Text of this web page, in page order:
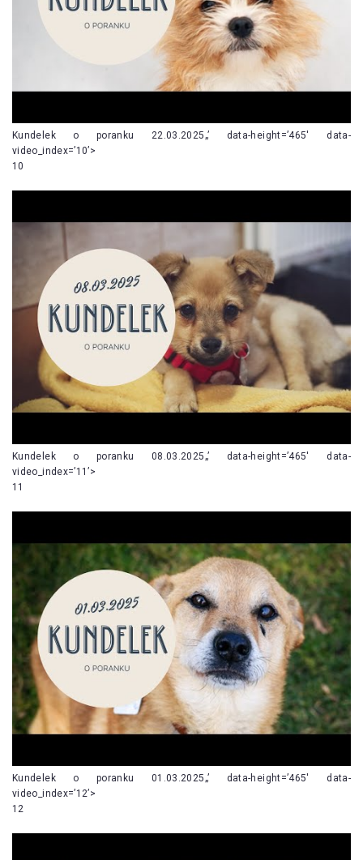
Kundelek o poranku 22.03.2025„’ data-height=’465′ data-
video_index=’10’>
10
Kundelek o poranku 08.03.2025„’ data-height=’465′ data-
video_index=’11’>
11
Kundelek o poranku 01.03.2025„’ data-height=’465′ data-
video_index=’12’>
12